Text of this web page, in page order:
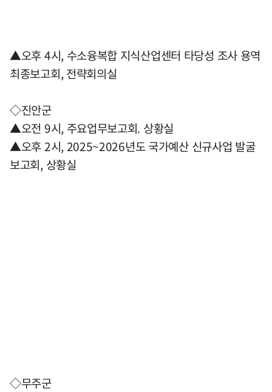
▲오후 4시, 수소융복합 지식산업센터 타당성 조사 용역
최종보고회, 전략회의실
◇진안군
▲오전 9시, 주요업무보고회. 상황실
▲오후 2시, 2025~2026년도 국가예산 신규사업 발굴
보고회, 상황실
◇무주군